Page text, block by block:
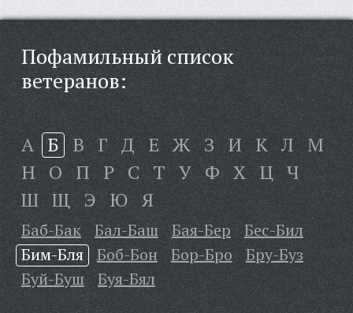
Пофамильный список
ветеранов:
А Б В Г Д Е Ж З И К Л М
Н О П Р С Т У Ф Х Ц Ч
Ш Щ Э Ю Я
Баб-Бак Бал-Баш Бая-Бер
Бес-Бил
Бим-Бля
Боб-Бон Бор-Бро
Бру-Буз
Буй-Буш
Буя-Бял